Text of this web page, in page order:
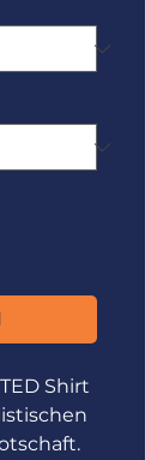
Shirt